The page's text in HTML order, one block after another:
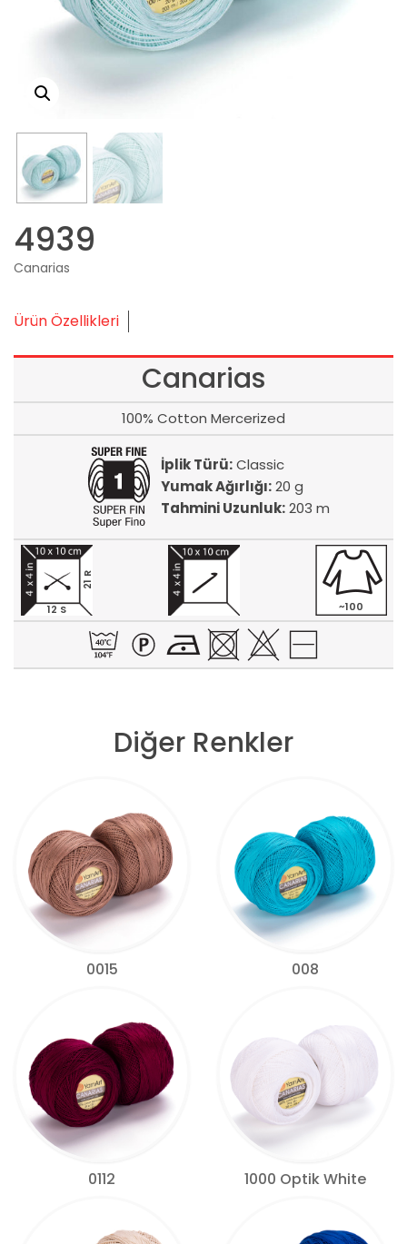
4939
Canarias
Ürün Özellikleri
Canarias
100% Cotton Mercerized
İplik Türü:Classic
Yumak Ağırlığı:20 g
Tahmini Uzunluk:203 m
12 S
21 R
~100
Diğer Renkler
0015 008
0112 1000 Optik White